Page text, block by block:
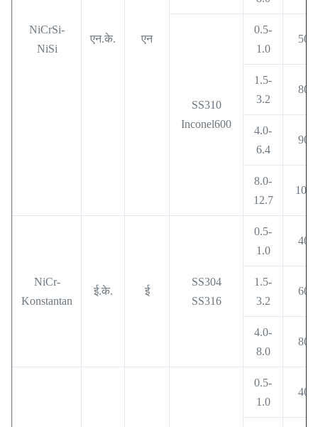
NiCrSi-
NiSi
एन.के. एन
SS310
Inconel600
0.5-
1.0
500
1.5-
3.2
800
4.0-
6.4
900
8.0-
12.7
1000
NiCr-
Konstantan
ई.के. ई
SS304
SS316
0.5-
1.0
400
1.5-
3.2
600
4.0-
8.0
800
0.5-
1.0
400